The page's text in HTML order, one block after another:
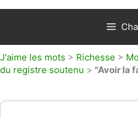
J'aime les mots > Richesse >
du registre soutenu > "Avoir la